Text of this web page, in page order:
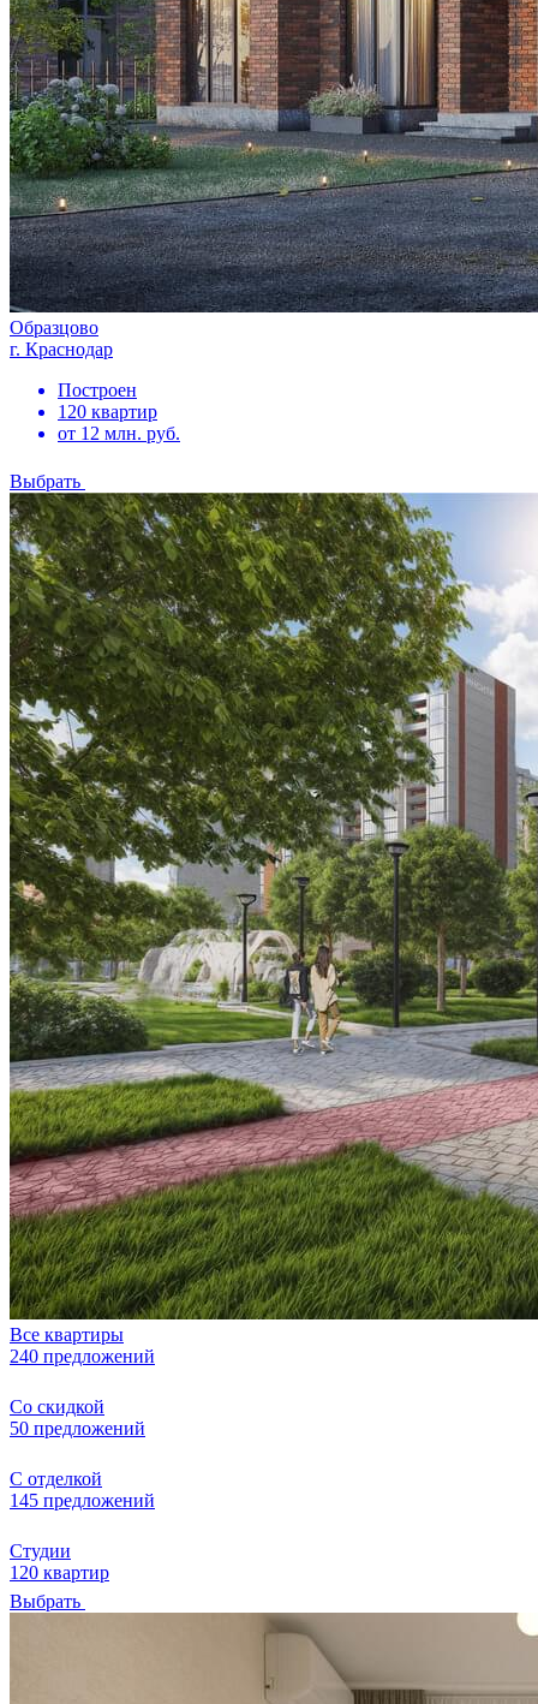
Образцово
г. Краснодар
Построен
120 квартир
от 12 млн. руб.
Выбрать
Все квартиры
240 предложений
Со скидкой
50 предложений
С отделкой
145 предложений
Студии
120 квартир
Выбрать